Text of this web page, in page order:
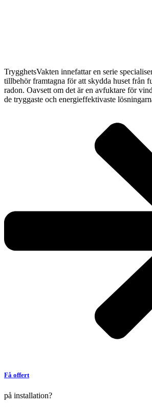
TrygghetsVakten innefattar en serie
tillbehör framtagna för att skydda huset från
radon. Oavsett om det är en avfuktare för
de tryggaste och energieffektivaste
Få offert
på installation?